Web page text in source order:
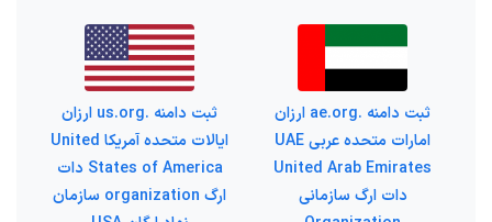
ثبت دامنه .ae.org ارزان
امارات متحده عربی UAE
United Arab Emirates
دات ارگ سازمانی
ثبت دامنه .us.org ارزان
ایالات متحده آمریکا United
States of America دات
ارگ organization سازمان